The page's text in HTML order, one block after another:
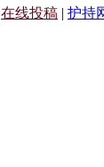
在线投稿 | 护持